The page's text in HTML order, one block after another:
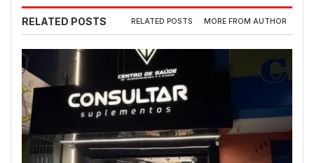
RELATED POSTS RELATED POSTS MORE FROM AUTHOR